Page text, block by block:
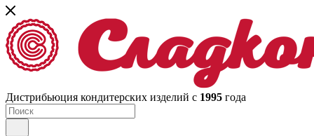
Дистрибьюция кондитерских изделий с 1995 года